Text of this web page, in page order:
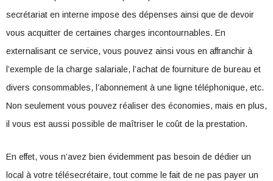
secrétariat en interne impose des dépenses ainsi que de devoir
vous acquitter de certaines charges incontournables. En
externalisant ce service, vous pouvez ainsi vous en affranchir à
l’exemple de la charge salariale, l’achat de fourniture de bureau et
divers consommables, l’abonnement à une ligne téléphonique, etc.
Non seulement vous pouvez réaliser des économies, mais en plus,
il vous est aussi possible de maîtriser le coût de la prestation.
En effet, vous n’avez bien évidemment pas besoin de dédier un
local à votre télésecrétaire, tout comme le fait de ne pas payer un